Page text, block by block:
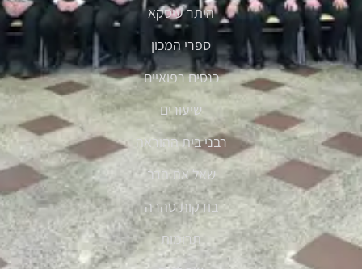
היתר עיסקא
ספרי המכון
כנסים רפואיים
שיעורים
רבני בית ההוראה
שאל את הרב
בודקות טהרה
תרומות